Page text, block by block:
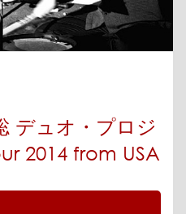
デュオ・プロジ
2014 from USA